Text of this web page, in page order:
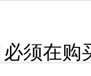
须在购